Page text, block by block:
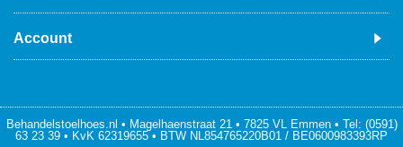
Account
Behandelstoelhoes.nl • Magelhaenstraat 21 • 7825 VL Emmen • Tel: (0591)
63 23 39 • KvK 62319655 • BTW NL854765220B01 / BE0600983393RP